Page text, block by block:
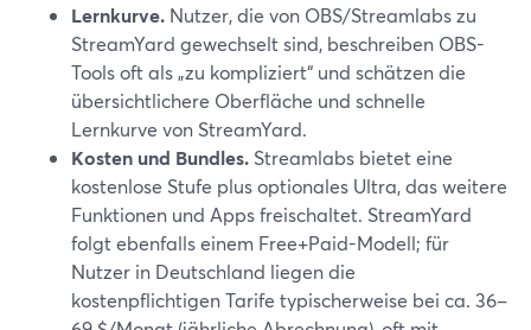
Lernkurve. Nutzer, die von OBS/Streamlabs zu
StreamYard gewechselt sind, beschreiben OBS-
Tools oft als „zu kompliziert“ und schätzen die
übersichtlichere Oberfläche und schnelle
Lernkurve von StreamYard.
Kosten und Bundles. Streamlabs bietet eine
kostenlose Stufe plus optionales Ultra, das weitere
Funktionen und Apps freischaltet. StreamYard
folgt ebenfalls einem Free+Paid-Modell; für
Nutzer in Deutschland liegen die
kostenpflichtigen Tarife typischerweise bei ca. 36–